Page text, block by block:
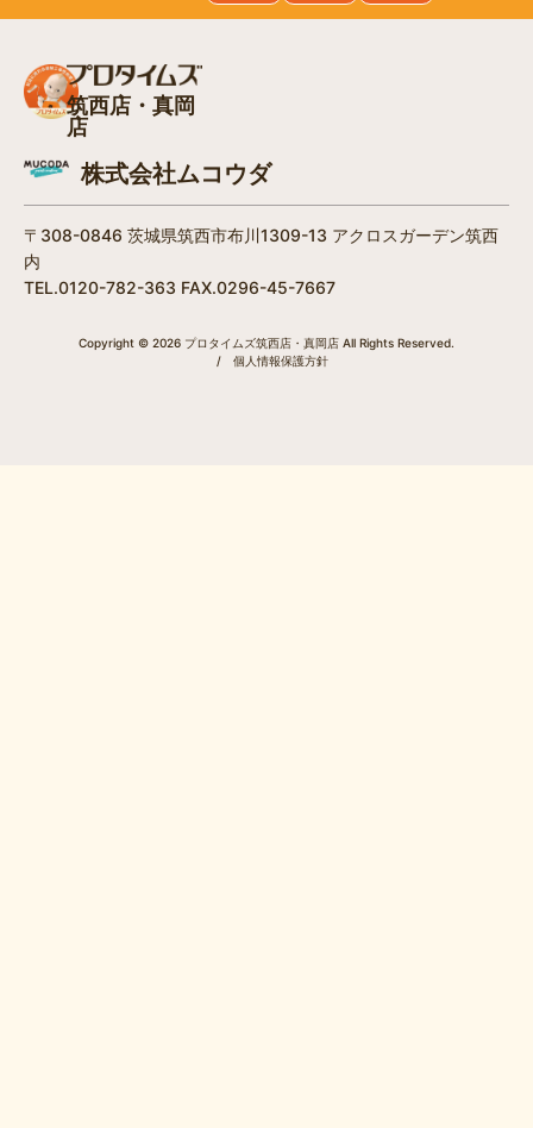
筑西店・真岡
店
株式会社ムコウダ
〒308-0846 茨城県筑西市布川1309-13 アクロスガーデン筑西
内
TEL.0120-782-363 FAX.0296-45-7667
Copyright © 2026 プロタイムズ筑西店・真岡店 All Rights Reserved.
/
個人情報保護方針